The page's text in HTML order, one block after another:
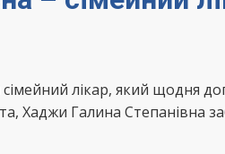
лікар, який
Хаджи Галина Степанівна